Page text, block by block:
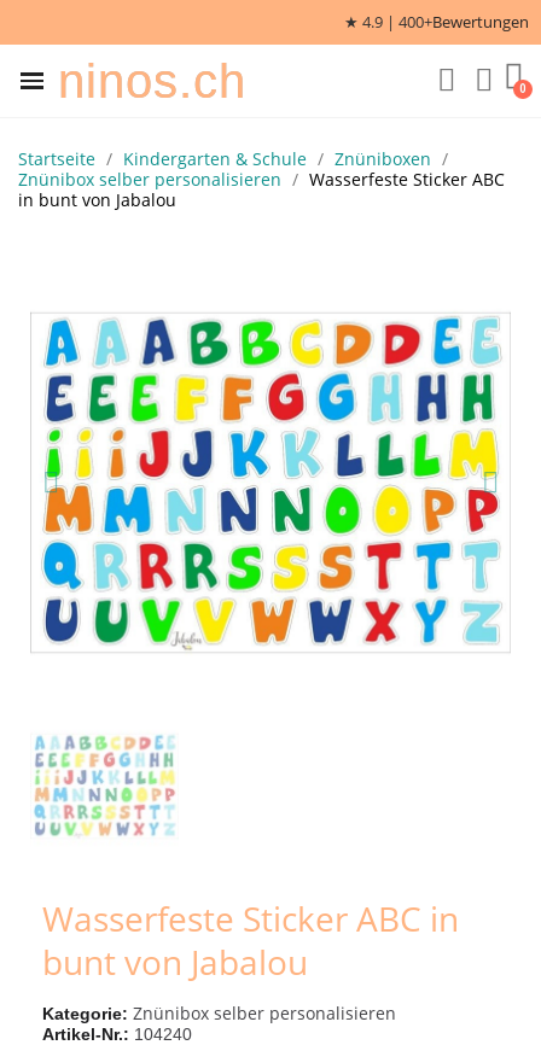
★ 4.9 | 400+Bewertungen
ninos.ch
Startseite Kindergarten & Schule
Znüniboxen
Znünibox selber personalisieren
Wasserfeste Sticker ABC
in bunt von Jabalou
Wasserfeste Sticker ABC in
bunt von Jabalou
Kategorie Znünibox selber personalisieren
Artikel-Nr. 104240